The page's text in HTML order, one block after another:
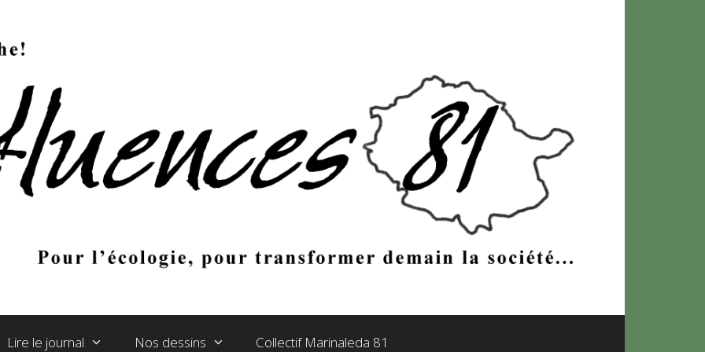
Lire le journal Nos dessins Collectif Marinaleda 81